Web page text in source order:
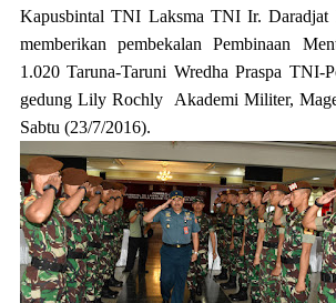
Kapusbintal TNI Laksma TNI Ir. Daradjat
memberikan pembekalan Pembinaan
1.020 Taruna-Taruni Wredha Praspa TNI-
gedung Lily Rochly Akademi Militer,
Sabtu (23/7/2016).